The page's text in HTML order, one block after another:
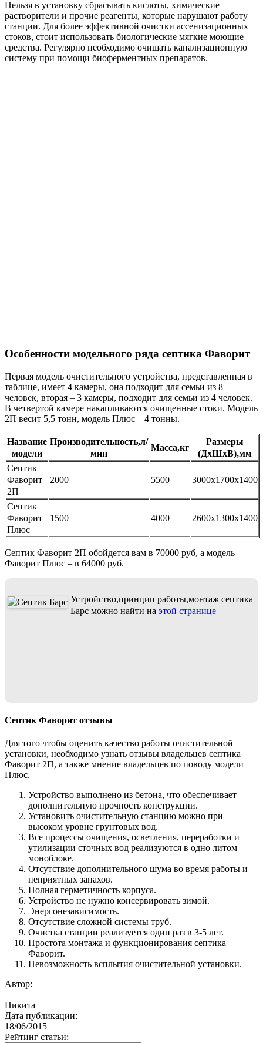
Нельзя в установку сбрасывать кислоты, химические
растворители и прочие реагенты, которые нарушают работу
станции. Для более эффективной очистки ассенизационных
стоков, стоит использовать биологические мягкие моющие
средства. Регулярно необходимо очищать канализационную
систему при помощи биоферментных препаратов.
Особенности модельного ряда септика Фаворит
Первая модель очистительного устройства, представленная в
таблице, имеет 4 камеры, она подходит для семьи из 8
человек, вторая – 3 камеры, подходит для семьи из 4 человек.
В четвертой камере накапливаются очищенные стоки. Модель
2П весит 5,5 тонн, модель Плюс – 4 тонны.
Название
модели
Производительность,л/
мин
Масса,кг
Размеры
(ДхШхВ),мм
Септик
Фаворит
2П
2000 5500 3000х1700х1400
Септик
Фаворит
Плюс
1500 4000 2600х1300х1400
Септик Фаворит 2П обойдется вам в 70000 руб, а модель
Фаворит Плюс – в 64000 руб.
Устройство,принцип работы,монтаж септика
Барс можно найти на этой странице
Септик Фаворит отзывы
Для того чтобы оценить качество работы очистительной
установки, необходимо узнать отзывы владельцев септика
Фаворит 2П, а также мнение владельцев по поводу модели
Плюс.
Устройство выполнено из бетона, что обеспечивает
дополнительную прочность конструкции.
Установить очистительную станцию можно при
высоком уровне грунтовых вод.
Все процессы очищения, осветления, переработки и
утилизации сточных вод реализуются в одно литом
моноблоке.
Отсутствие дополнительного шума во время работы и
неприятных запахов.
Полная герметичность корпуса.
Устройство не нужно консервировать зимой.
Энергонезависимость.
Отсутствие сложной системы труб.
Очистка станции реализуется один раз в 3-5 лет.
Простота монтажа и функционирования септика
Фаворит.
Невозможность всплытия очистительной установки.
Автор:
Никита
Дата публикации:
18/06/2015
Рейтинг статьи: